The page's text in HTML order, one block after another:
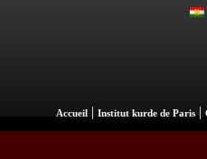
Accueil | Institut kurde de Paris |